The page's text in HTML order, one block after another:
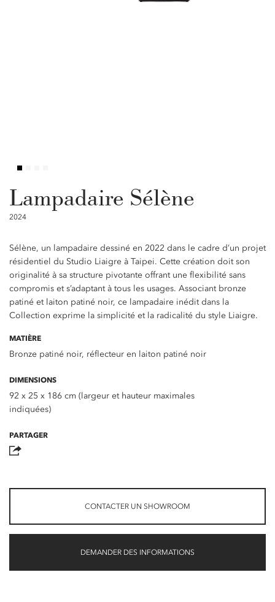
Lampadaire Sélène
2024
Sélène, un lampadaire dessiné en 2022 dans le cadre d’un projet
résidentiel du Studio Liaigre à Taipei. Cette création doit son
originalité à sa structure pivotante offrant une flexibilité sans
compromis et s’adaptant à tous les usages. Associant bronze
patiné et laiton patiné noir, ce lampadaire inédit dans la
Collection exprime la simplicité et la radicalité du style Liaigre.
MATIÈRE
Bronze patiné noir, réflecteur en laiton patiné noir
DIMENSIONS
92 x 25 x 186 cm (largeur et hauteur maximales
indiquées)
PARTAGER
CONTACTER UN SHOWROOM
DEMANDER DES INFORMATIONS